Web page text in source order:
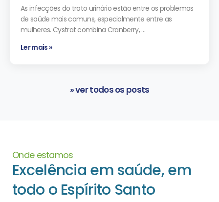
As infecções do trato urinário estão entre os problemas
de saúde mais comuns, especialmente entre as
mulheres. Cystrat combina Cranberry, …
Ler mais »
» ver todos os posts
Onde estamos
Excelência em saúde, em
todo o Espírito Santo